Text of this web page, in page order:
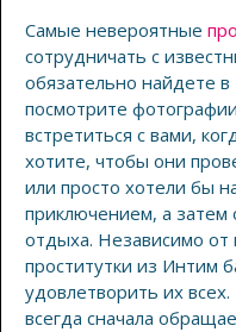
Самые невероятные
сотрудничать с
обязательно найдете
посмотрите
встретиться с вами,
хотите, чтобы они
или просто хотели бы
приключением, а затем
отдыха. Независимо от
проститутки из Интим
удовлетворить их
всегда сначала